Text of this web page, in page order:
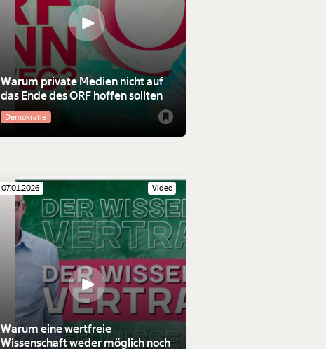
Warum private Medien nicht auf
das Ende des ORF hoffen sollten
Demokratie
Video
07.01.2026
Warum eine wertfreie
Wissenschaft weder möglich noch